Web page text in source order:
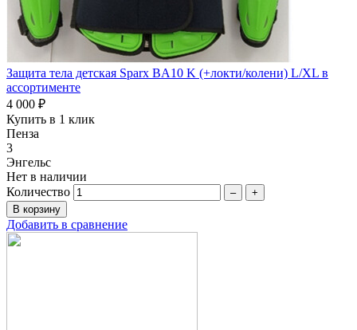
Защита тела детская Sparx BA10 K (+локти/колени) L/XL в
ассортименте
4 000 ₽
Купить в 1 клик
Пенза
3
Энгельс
Нет в наличии
Количество
– +
Добавить в сравнение